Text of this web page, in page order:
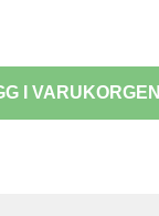
I VARUKORGEN